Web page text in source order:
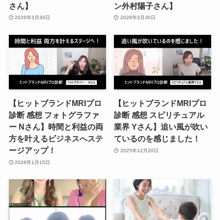
さん】
2026年3月30日
ン外村陽子さん】
2026年3月30日
【ヒットブランドMRIプロ
診断 感想 フォトグラファ
ー Nさん】時間と利益の両
方を叶えるビジネスへステ
ージアップ！
2026年1月15日
【ヒットブランドMRIプロ
診断 感想 スピリチュアル
業界 Yさん】追い風が吹い
ているのを感じました！
2025年12月20日